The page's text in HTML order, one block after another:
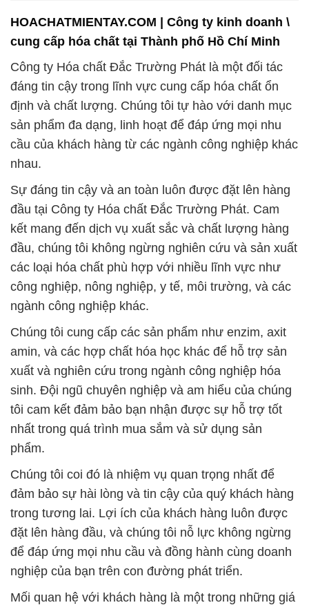
HOACHATMIENTAY.COM | Công ty kinh doanh \
cung cấp hóa chất tại Thành phố Hồ Chí Minh
Công ty Hóa chất Đắc Trường Phát là một đối tác
đáng tin cậy trong lĩnh vực cung cấp hóa chất ổn
định và chất lượng. Chúng tôi tự hào với danh mục
sản phẩm đa dạng, linh hoạt để đáp ứng mọi nhu
cầu của khách hàng từ các ngành công nghiệp khác
nhau.
Sự đáng tin cậy và an toàn luôn được đặt lên hàng
đầu tại Công ty Hóa chất Đắc Trường Phát. Cam
kết mang đến dịch vụ xuất sắc và chất lượng hàng
đầu, chúng tôi không ngừng nghiên cứu và sản xuất
các loại hóa chất phù hợp với nhiều lĩnh vực như
công nghiệp, nông nghiệp, y tế, môi trường, và các
ngành công nghiệp khác.
Chúng tôi cung cấp các sản phẩm như enzim, axit
amin, và các hợp chất hóa học khác để hỗ trợ sản
xuất và nghiên cứu trong ngành công nghiệp hóa
sinh. Đội ngũ chuyên nghiệp và am hiểu của chúng
tôi cam kết đảm bảo bạn nhận được sự hỗ trợ tốt
nhất trong quá trình mua sắm và sử dụng sản
phẩm.
Chúng tôi coi đó là nhiệm vụ quan trọng nhất để
đảm bảo sự hài lòng và tin cậy của quý khách hàng
trong tương lai. Lợi ích của khách hàng luôn được
đặt lên hàng đầu, và chúng tôi nỗ lực không ngừng
để đáp ứng mọi nhu cầu và đồng hành cùng doanh
nghiệp của bạn trên con đường phát triển.
Mối quan hệ với khách hàng là một trong những giá